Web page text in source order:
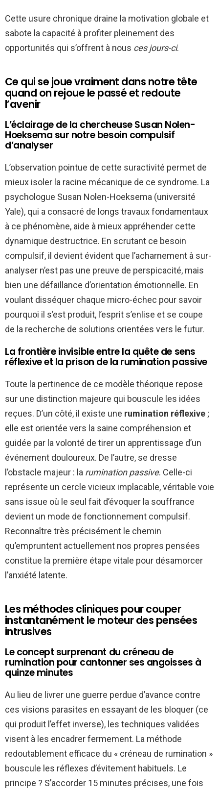
Cette usure chronique draine la motivation globale et
sabote la capacité à profiter pleinement des
opportunités qui s’offrent à nous ces jours-ci.
Ce qui se joue vraiment dans notre tête
quand on rejoue le passé et redoute
l’avenir
L’éclairage de la chercheuse Susan Nolen-
Hoeksema sur notre besoin compulsif
d’analyser
L’observation pointue de cette suractivité permet de
mieux isoler la racine mécanique de ce syndrome. La
psychologue Susan Nolen-Hoeksema (université
Yale), qui a consacré de longs travaux fondamentaux
à ce phénomène, aide à mieux appréhender cette
dynamique destructrice. En scrutant ce besoin
compulsif, il devient évident que l’acharnement à sur-
analyser n’est pas une preuve de perspicacité, mais
bien une défaillance d’orientation émotionnelle. En
voulant disséquer chaque micro-échec pour savoir
pourquoi il s’est produit, l’esprit s’enlise et se coupe
de la recherche de solutions orientées vers le futur.
La frontière invisible entre la quête de sens
réflexive et la prison de la rumination passive
Toute la pertinence de ce modèle théorique repose
sur une distinction majeure qui bouscule les idées
reçues. D’un côté, il existe une rumination réflexive ;
elle est orientée vers la saine compréhension et
guidée par la volonté de tirer un apprentissage d’un
événement douloureux. De l’autre, se dresse
l’obstacle majeur : la rumination passive. Celle-ci
représente un cercle vicieux implacable, véritable voie
sans issue où le seul fait d’évoquer la souffrance
devient un mode de fonctionnement compulsif.
Reconnaître très précisément le chemin
qu’empruntent actuellement nos propres pensées
constitue la première étape vitale pour désamorcer
l’anxiété latente.
Les méthodes cliniques pour couper
instantanément le moteur des pensées
intrusives
Le concept surprenant du créneau de
rumination pour cantonner ses angoisses à
quinze minutes
Au lieu de livrer une guerre perdue d’avance contre
ces visions parasites en essayant de les bloquer (ce
qui produit l’effet inverse), les techniques validées
visent à les encadrer fermement. La méthode
redoutablement efficace du « créneau de rumination »
bouscule les réflexes d’évitement habituels. Le
principe ? S’accorder 15 minutes précises, une fois